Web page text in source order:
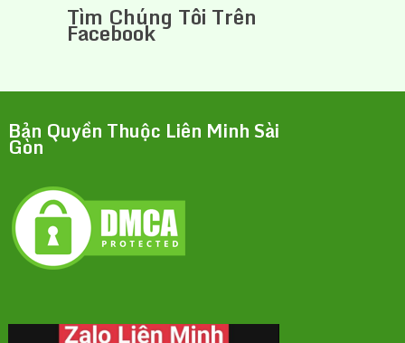
Tìm Chúng Tôi Trên
Facebook
Bản Quyền Thuộc Liên Minh Sài
Gòn